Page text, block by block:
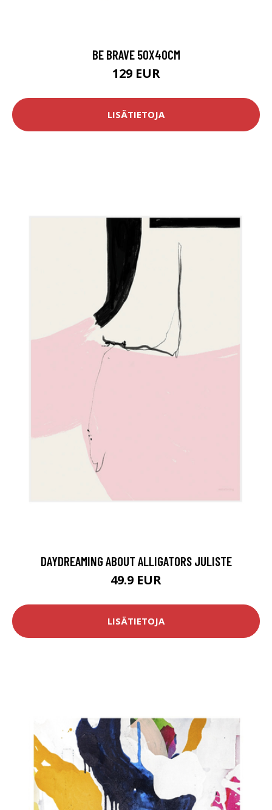
BE BRAVE 50X40CM
129 EUR
LISÄTIETOJA
DAYDREAMING ABOUT ALLIGATORS JULISTE
49.9 EUR
LISÄTIETOJA